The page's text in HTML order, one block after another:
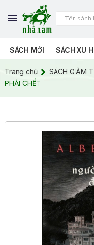
SÁCH MỚI SÁCH XU
Trang chủ SÁCH GIẢM
PHẢI CHẾT